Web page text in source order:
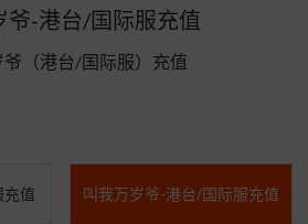
爷-港台/国际服充值
爷（港台/国际服）充值
充值 叫我万岁爷-港台/国际服充值